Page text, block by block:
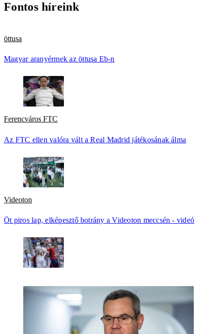
Fontos híreink
öttusa
Magyar aranyérmek az öttusa Eb-n
Ferencváros FTC
Az FTC ellen valóra vált a Real Madrid játékosának álma
Videoton
Öt piros lap, elképesztő botrány a Videoton meccsén - videó